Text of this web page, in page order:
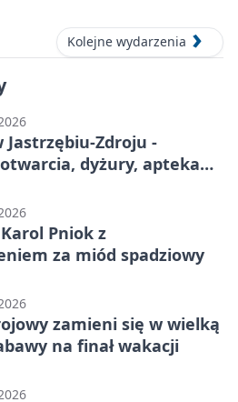
Kolejne wydarzenia
Jastrzębiu-Zdroju -
dyżury, apteka
Pniok z
za miód spadziowy
zamieni się w wielką
na finał wakacji